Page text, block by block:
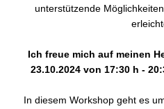
unterstützende
Ich freue mich auf meinen
23.10.2024 von 17:30 h -
In diesem Workshop geht es